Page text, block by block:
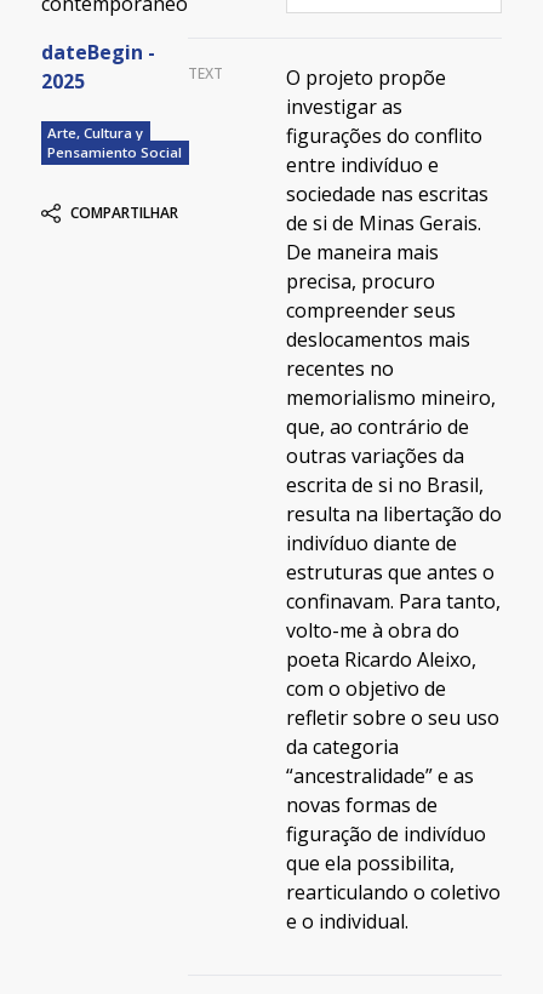
dateBegin -
2025
Arte, Cultura y
Pensamiento Social
COMPARTILHAR
TEXT
O projeto propõe
investigar as
figurações do conflito
entre indivíduo e
sociedade nas escritas
de si de Minas Gerais.
De maneira mais
precisa, procuro
compreender seus
deslocamentos mais
recentes no
memorialismo mineiro,
que, ao contrário de
outras variações da
escrita de si no Brasil,
resulta na libertação do
indivíduo diante de
estruturas que antes o
confinavam. Para tanto,
volto-me à obra do
poeta Ricardo Aleixo,
com o objetivo de
refletir sobre o seu uso
da categoria
“ancestralidade” e as
novas formas de
figuração de indivíduo
que ela possibilita,
rearticulando o coletivo
e o individual.